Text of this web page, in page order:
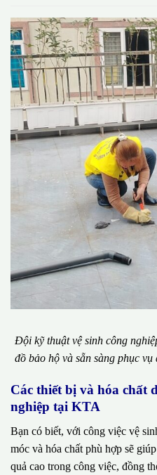
Đội kỹ thuật vệ sinh công
đồ bảo hộ và sẵn sàng phục
Các thiết bị và hóa chất
nghiệp tại KTA
Bạn có biết, với công việc vệ
móc và hóa chất phù hợp sẽ
quả cao trong công việc, đồng